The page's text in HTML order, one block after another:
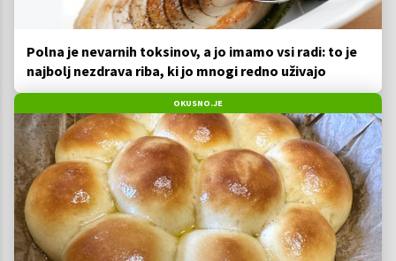
Polna je nevarnih toksinov, a jo imamo vsi radi: to je
najbolj nezdrava riba, ki jo mnogi redno uživajo
OKUSNO.JE